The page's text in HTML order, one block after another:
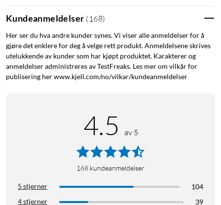
40 W). Lysfluks: 470 lm. Sokkel: E14. Levetid: 25 000 t. Mål:
Ø37,5x106 mm.
Kundeanmeldelser ( 168)
Her ser du hva andre kunder synes. Vi viser alle anmeldelser for å
gjøre det enklere for deg å velge rett produkt. Anmeldelsene skrives
utelukkende av kunder som har kjøpt produktet. Karakterer og
anmeldelser administreres av TestFreaks. Les mer om vilkår for
publisering her www.kjell.com/no/vilkar/kundeanmeldelser
4.5 av 5
168 kundeanmeldelser
5 stjerner
104
4 stjerner
39